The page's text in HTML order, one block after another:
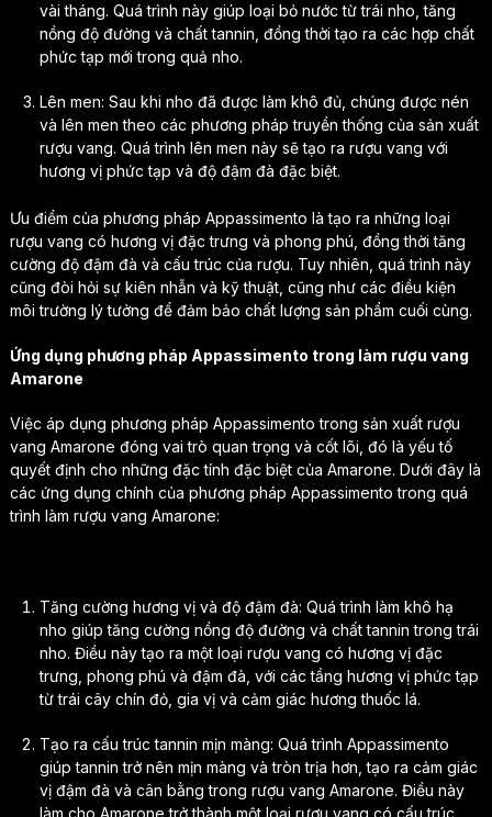
vài tháng. Quá trình này giúp loại bỏ nước từ trái nho, tăng
nồng độ đường và chất tannin, đồng thời tạo ra các hợp chất
phức tạp mới trong quả nho.
Lên men: Sau khi nho đã được làm khô đủ, chúng được nén
và lên men theo các phương pháp truyền thống của sản xuất
rượu vang. Quá trình lên men này sẽ tạo ra rượu vang với
hương vị phức tạp và độ đậm đà đặc biệt.
Ưu điểm của phương pháp Appassimento là tạo ra những loại
rượu vang có hương vị đặc trưng và phong phú, đồng thời tăng
cường độ đậm đà và cấu trúc của rượu. Tuy nhiên, quá trình này
cũng đòi hỏi sự kiên nhẫn và kỹ thuật, cũng như các điều kiện
môi trường lý tưởng để đảm bảo chất lượng sản phẩm cuối cùng.
Ứng dụng phương pháp Appassimento trong làm rượu vang
Amarone
Việc áp dụng phương pháp Appassimento trong sản xuất rượu
vang Amarone đóng vai trò quan trọng và cốt lõi, đó là yếu tố
quyết định cho những đặc tính đặc biệt của Amarone. Dưới đây là
các ứng dụng chính của phương pháp Appassimento trong quá
trình làm rượu vang Amarone:
Tăng cường hương vị và độ đậm đà: Quá trình làm khô hạ
nho giúp tăng cường nồng độ đường và chất tannin trong trái
nho. Điều này tạo ra một loại rượu vang có hương vị đặc
trưng, phong phú và đậm đà, với các tầng hương vị phức tạp
từ trái cây chín đỏ, gia vị và cảm giác hương thuốc lá.
Tạo ra cấu trúc tannin mịn màng: Quá trình Appassimento
giúp tannin trở nên mịn màng và tròn trịa hơn, tạo ra cảm giác
vị đậm đà và cân bằng trong rượu vang Amarone. Điều này